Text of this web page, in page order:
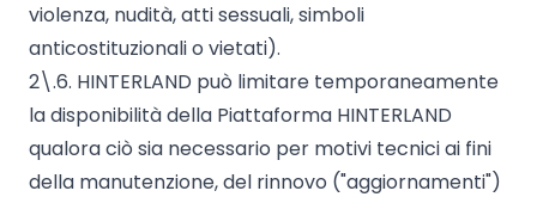
violenza, nudità, atti sessuali, simboli
anticostituzionali o vietati).
2\.6. HINTERLAND può limitare temporaneamente
la disponibilità della Piattaforma HINTERLAND
qualora ciò sia necessario per motivi tecnici ai fini
della manutenzione, del rinnovo ("aggiornamenti")